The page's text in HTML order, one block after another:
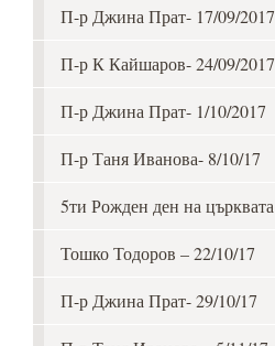
П-р Джина Прат- 17/09/2017
П-р К Кайшаров- 24/09/2017
П-р Джина Прат- 1/10/2017
П-р Таня Иванова- 8/10/17
5ти Рожден ден на църквата
Тошко Тодоров – 22/10/17
П-р Джина Прат- 29/10/17